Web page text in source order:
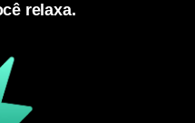
relaxa.